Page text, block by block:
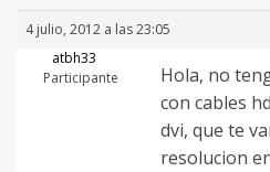
Entrar
Crear Cuenta
4 julio, 2012 a las 23:05
atbh33
Participante
Hola, no
con cables
dvi, que te
resolucion